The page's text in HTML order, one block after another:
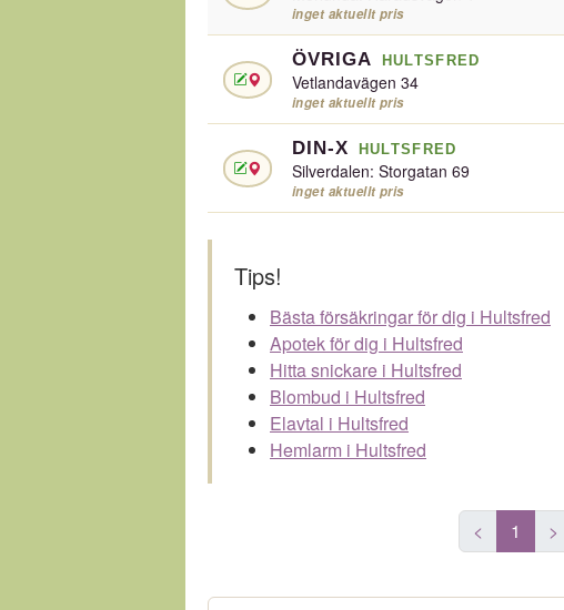
inget aktuellt pris
ÖVRIGA HULTSFRED
Vetlandavägen 34
inget aktuellt pris
DIN-X HULTSFRED
Silverdalen: Storgatan 69
inget aktuellt pris
Tips!
Bästa försäkringar för dig i Hultsfred
Apotek för dig i Hultsfred
Hitta snickare i Hultsfred
Blombud i Hultsfred
Elavtal i Hultsfred
Hemlarm i Hultsfred
< 1 >